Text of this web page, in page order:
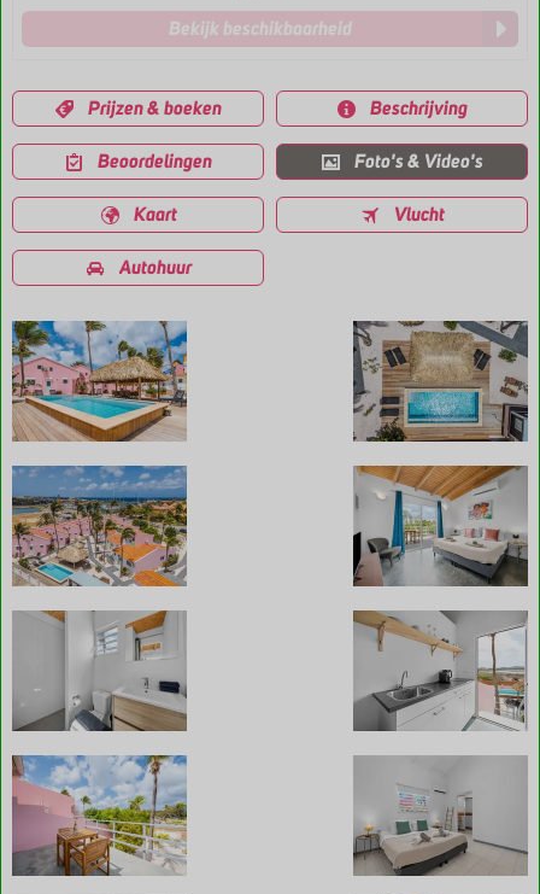
Bekijk beschikbaarheid
Prijzen & boeken Beschrijving
Beoordelingen Foto's & Video's
Kaart Vlucht
Autohuur